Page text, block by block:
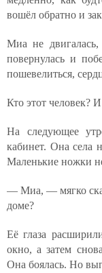
вошёл обратно и
Миа не двигалась,
повернулась и
пошевелиться,
Кто этот человек?
На следующее
кабинет. Она села
Маленькие ножки
— Миа, — мягко
доме?
Её глаза
окно, а затем
Она боялась. Но